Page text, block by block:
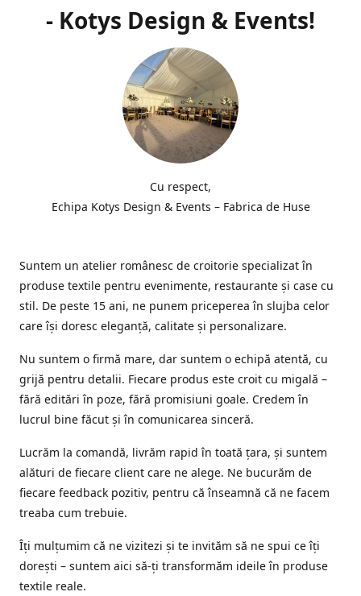
- Kotys Design & Events!
Cu respect,
Echipa Kotys Design & Events – Fabrica de Huse
Suntem un atelier românesc de croitorie specializat în
produse textile pentru evenimente, restaurante și case cu
stil. De peste 15 ani, ne punem priceperea în slujba celor
care își doresc eleganță, calitate și personalizare.
Nu suntem o firmă mare, dar suntem o echipă atentă, cu
grijă pentru detalii. Fiecare produs este croit cu migală –
fără editări în poze, fără promisiuni goale. Credem în
lucrul bine făcut și în comunicarea sinceră.
Lucrăm la comandă, livrăm rapid în toată țara, și suntem
alături de fiecare client care ne alege. Ne bucurăm de
fiecare feedback pozitiv, pentru că înseamnă că ne facem
treaba cum trebuie.
Îți mulțumim că ne vizitezi și te invităm să ne spui ce îți
dorești – suntem aici să-ți transformăm ideile în produse
textile reale.